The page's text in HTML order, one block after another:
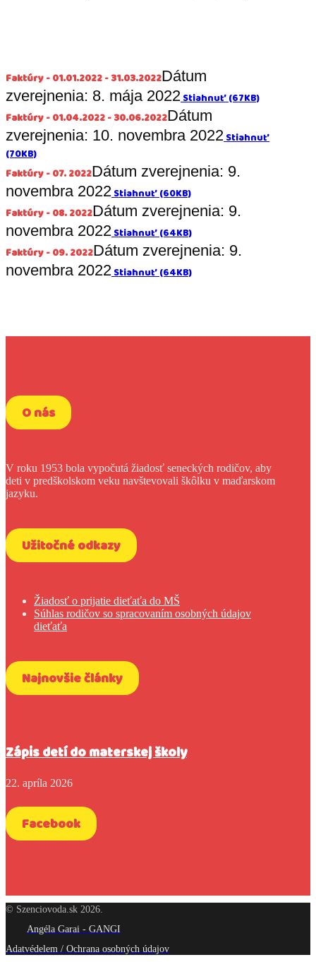
Faktúry - 01.01.2022 - 31.03.2022Dátum
zverejnenia: 8. mája 2022Stiahnuť (67KB)
Faktúry - 01.04.2022 - 30.06.2022Dátum
zverejnenia: 10. novembra 2022Stiahnuť
(70KB)
Faktúry - 07. 2022Dátum zverejnenia: 9.
novembra 2022Stiahnuť (60KB)
Faktúry - 08. 2022Dátum zverejnenia: 9.
novembra 2022Stiahnuť (64KB)
Faktúry - 09. 2022Dátum zverejnenia: 9.
novembra 2022Stiahnuť (64KB)
O nás
V roku 1953 bola vypočutá žiadosť seneckých rodičov, aby
deti v predškolskom veku navštevovali škôlku v maďarskom
jazyku.
Užitočné odkazy
Žiadosť o prijatie dieťaťa do MŠ
Súhlas rodičov so spracovaním osobných údajov
dieťaťa
Najnovšie články
Zápis detí do materskej školy
22. apríla 2026
Facebook
© Szenciovoda.sk 2026.
Angéla Garai - GANGI
Adatvédelem / Ochrana osobných údajov